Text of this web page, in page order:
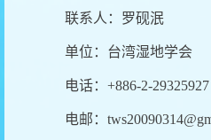
联系人：罗砚泯
单位：台湾湿地学会
电话： +886-2-29325927
电邮：